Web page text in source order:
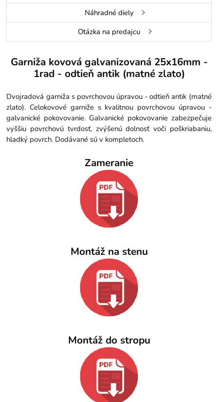
Náhradné diely
Otázka na predajcu
Garniža kovová galvanizovaná 25x16mm -
1rad - odtieň antik (matné zlato)
Dvojradová garniža s povrchovou úpravou - odtieň antik (matné
zlato). Celokovové garniže s kvalitnou povrchovou úpravou -
galvanické pokovovanie. Galvanické pokovovanie zabezpečuje
vyššiu povrchovú tvrdosť, zvýšenú dolnosť voči poškriabaniu,
hladký povrch. Dodávané sú v kompletoch.
Zameranie
Montáž na stenu
Montáž do stropu